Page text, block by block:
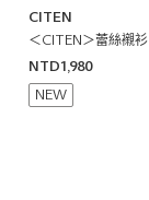
CITEN
＜CITEN＞蕾絲襯衫
NTD1,980
NEW